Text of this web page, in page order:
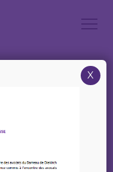
« Elections 2023 –
et digitale avec un
X